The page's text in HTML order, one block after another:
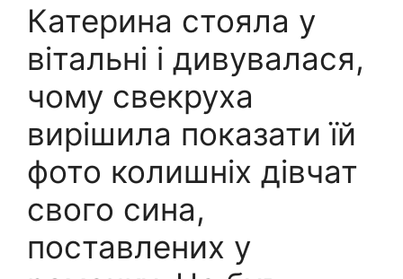
Катерина стояла у
вітальні і дивувалася,
чому свекруха
вирішила показати їй
фото колишніх дівчат
свого сина,
поставлених у